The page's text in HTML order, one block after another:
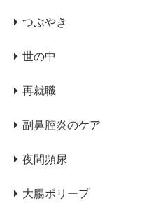
つぶやき
世の中
再就職
副鼻腔炎のケア
夜間頻尿
大腸ポリープ